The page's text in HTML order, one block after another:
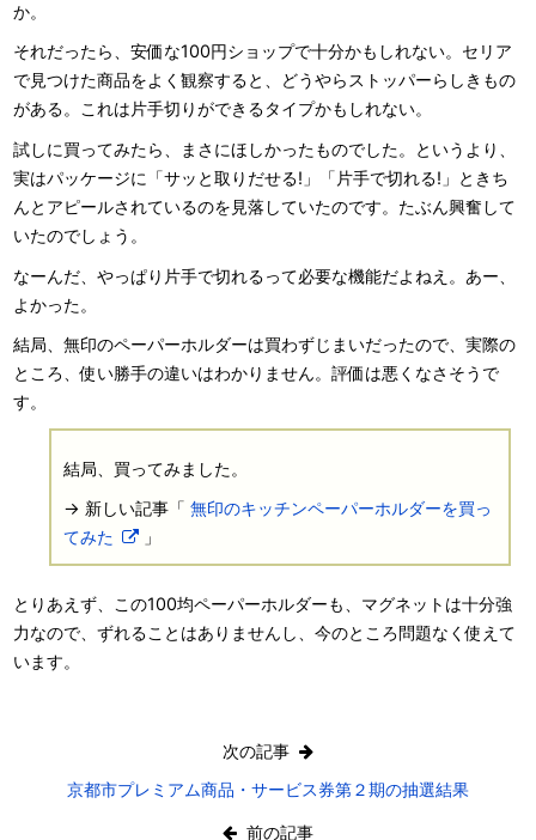
か。
それだったら、安価な100円ショップで十分かもしれない。セリア
で見つけた商品をよく観察すると、どうやらストッパーらしきもの
がある。これは片手切りができるタイプかもしれない。
試しに買ってみたら、まさにほしかったものでした。というより、
実はパッケージに「サッと取りだせる!」「片手で切れる!」ときち
んとアピールされているのを見落していたのです。たぶん興奮して
いたのでしょう。
なーんだ、やっぱり片手で切れるって必要な機能だよねえ。あー、
よかった。
結局、無印のペーパーホルダーは買わずじまいだったので、実際の
ところ、使い勝手の違いはわかりません。評価は悪くなさそうで
す。
結局、買ってみました。
→ 新しい記事「無印のキッチンペーパーホルダーを買っ
てみた
」
とりあえず、この100均ペーパーホルダーも、マグネットは十分強
力なので、ずれることはありませんし、今のところ問題なく使えて
います。
次の記事
京都市プレミアム商品・サービス券第２期の抽選結果
前の記事